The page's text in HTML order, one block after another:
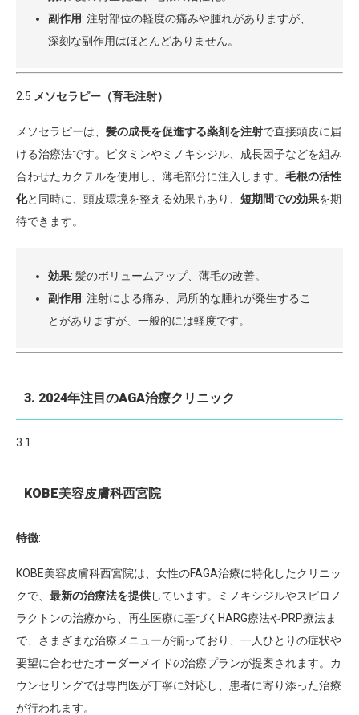
副作用: 注射部位の軽度の痛みや腫れがありますが、
深刻な副作用はほとんどありません。
2.5 メソセラピー（育毛注射）
メソセラピーは、 髪の成長を促進する薬剤を注射で直接頭皮に届
ける治療法です。ビタミンやミノキシジル、成長因子などを組み
合わせたカクテルを使用し、薄毛部分に注入します。 毛根の活性
化と同時に、頭皮環境を整える効果もあり、 短期間での効果を期
待できます。
効果: 髪のボリュームアップ、薄毛の改善。
副作用: 注射による痛み、局所的な腫れが発生するこ
とがありますが、一般的には軽度です。
3. 2024年注目のAGA治療クリニック
3.1
KOBE美容皮膚科西宮院
特徴:
KOBE美容皮膚科西宮院は、女性のFAGA治療に特化したクリニッ
クで、 最新の治療法を提供しています。ミノキシジルやスピロノ
ラクトンの治療から、再生医療に基づくHARG療法やPRP療法ま
で、さまざまな治療メニューが揃っており、一人ひとりの症状や
要望に合わせたオーダーメイドの治療プランが提案されます。カ
ウンセリングでは専門医が丁寧に対応し、患者に寄り添った治療
が行われます。